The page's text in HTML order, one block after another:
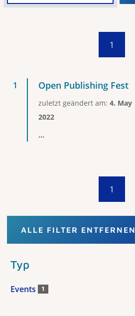
1
Open Publishing Fest
zuletzt geändert am: 4. May
2022
...
1
ALLE FILTER ENTFERNEN
Typ
Events 1